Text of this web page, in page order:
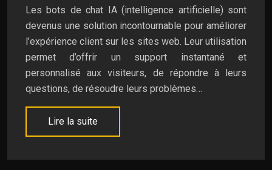
Les bots de chat IA (intelligence artificielle) sont
devenus une solution incontournable pour améliorer
l’expérience client sur les sites web. Leur utilisation
permet d’offrir un support instantané et
personnalisé aux visiteurs, de répondre à leurs
questions, de résoudre leurs problèmes…
Lire la suite